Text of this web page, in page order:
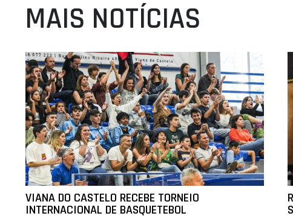
MAIS NOTÍCIAS
VIANA DO CASTELO RECEBE TORNEIO
INTERNACIONAL DE BASQUETEBOL